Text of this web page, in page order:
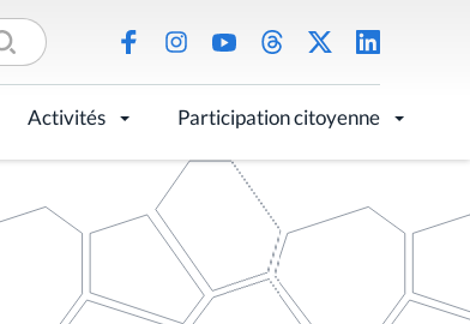
Activités Participation citoyenne